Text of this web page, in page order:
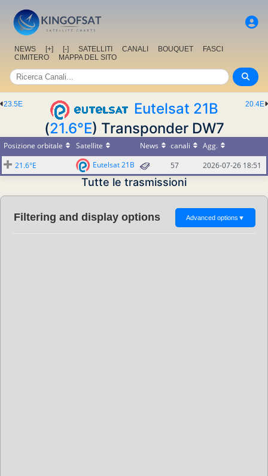
NEWS [+] [-] SATELLITI CANALI BOUQUET
FASCI
CIMITERO
MAPPA DEL SITO
20.4E
23.5E
Eutelsat 21B
(21.6°E) Transponder DW7
Posizione orbitale Satellite News canali
Agg.
21.6°E
Eutelsat 21B 57 2026-07-26 18:51
Tutte le trasmissioni
Filtering and display options Advanced options ▼